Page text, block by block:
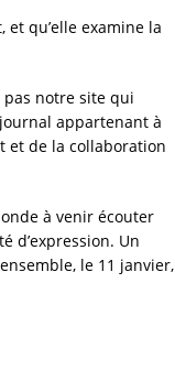
qu’elle examine la
pas notre site qui
appartenant à
et de la collaboration
à venir écouter
d’expression. Un
le 11 janvier,